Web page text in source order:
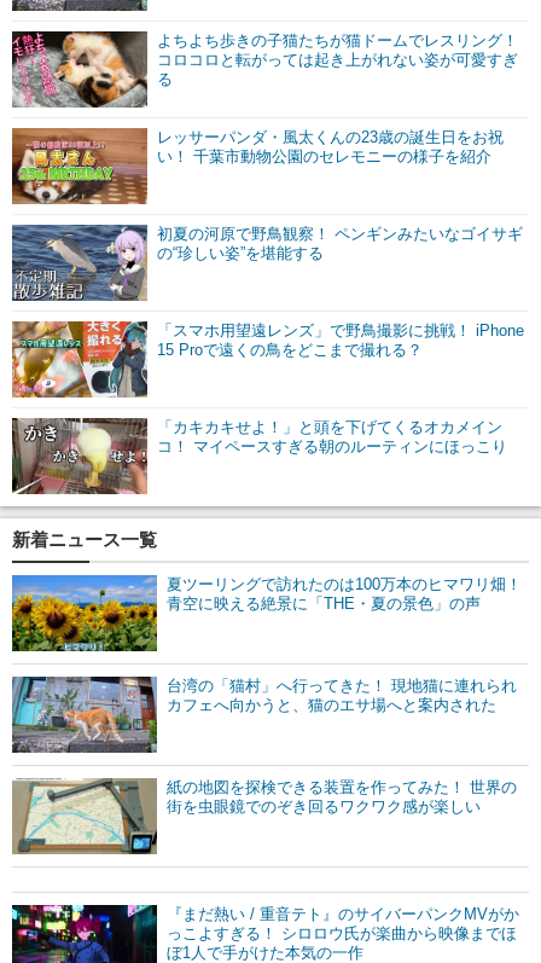
よちよち歩きの子猫たちが猫ドームでレスリング！
コロコロと転がっては起き上がれない姿が可愛すぎ
る
レッサーパンダ・風太くんの23歳の誕生日をお祝
い！ 千葉市動物公園のセレモニーの様子を紹介
初夏の河原で野鳥観察！ ペンギンみたいなゴイサギ
の“珍しい姿”を堪能する
「スマホ用望遠レンズ」で野鳥撮影に挑戦！ iPhone
15 Proで遠くの鳥をどこまで撮れる？
「カキカキせよ！」と頭を下げてくるオカメイン
コ！ マイペースすぎる朝のルーティンにほっこり
新着ニュース一覧
夏ツーリングで訪れたのは100万本のヒマワリ畑！
青空に映える絶景に「THE・夏の景色」の声
台湾の「猫村」へ行ってきた！ 現地猫に連れられ
カフェへ向かうと、猫のエサ場へと案内された
紙の地図を探検できる装置を作ってみた！ 世界の
街を虫眼鏡でのぞき回るワクワク感が楽しい
『まだ熱い / 重音テト』のサイバーパンクMVがか
っこよすぎる！ シロロウ氏が楽曲から映像までほ
ぼ1人で手がけた本気の一作